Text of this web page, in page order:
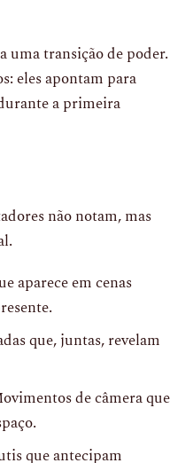
uma transição de poder.
eles apontam para
a primeira
não notam, mas
aparece em cenas
que, juntas, revelam
de câmera que
que antecipam